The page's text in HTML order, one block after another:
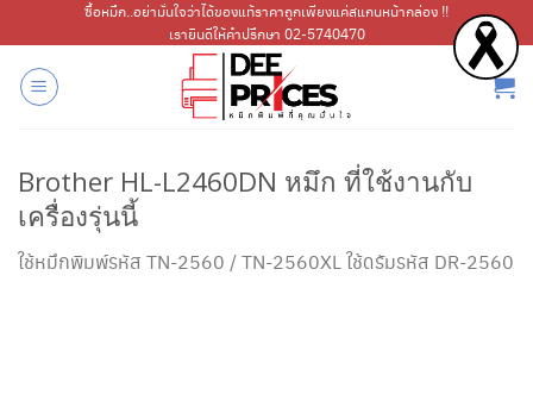
ไป
เนื้อหา
ซื้อหมึก..อย่ามั่นใจว่าได้ของแท้ราคาถูกเพียงแค่สแกนหน้ากล่อง !!
เรายินดีให้คำปรึกษา 02-5740470
Brother HL-L2460DN หมึก ที่ใช้งานกับ
เครื่องรุ่นนี้
ใช้หมึกพิมพ์รหัส TN-2560 / TN-2560XL ใช้ดรัมรหัส DR-2560